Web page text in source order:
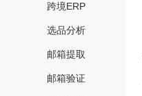
跨境ERP
选品分析
邮箱提取
邮箱验证